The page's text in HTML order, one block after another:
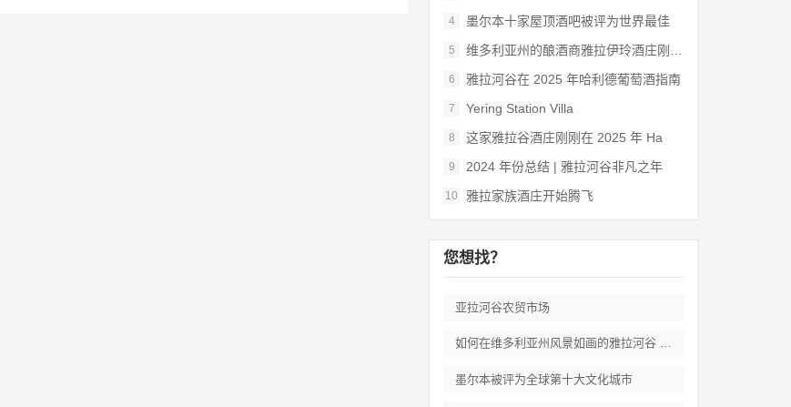
4 墨尔本十家屋顶酒吧被评为世界最佳
5 维多利亚州的酿酒商雅拉伊玲酒庄刚刚被评为
6 雅拉河谷在 2025 年哈利德葡萄酒指南
7 Yering Station Villa
8 这家雅拉谷酒庄刚刚在 2025 年 Ha
9 2024 年份总结 | 雅拉河谷非凡之年
10 雅拉家族酒庄开始腾飞
您想找？
亚拉河谷农贸市场
如何在维多利亚州风景如画的雅拉河谷 度过
墨尔本被评为全球第十大文化城市